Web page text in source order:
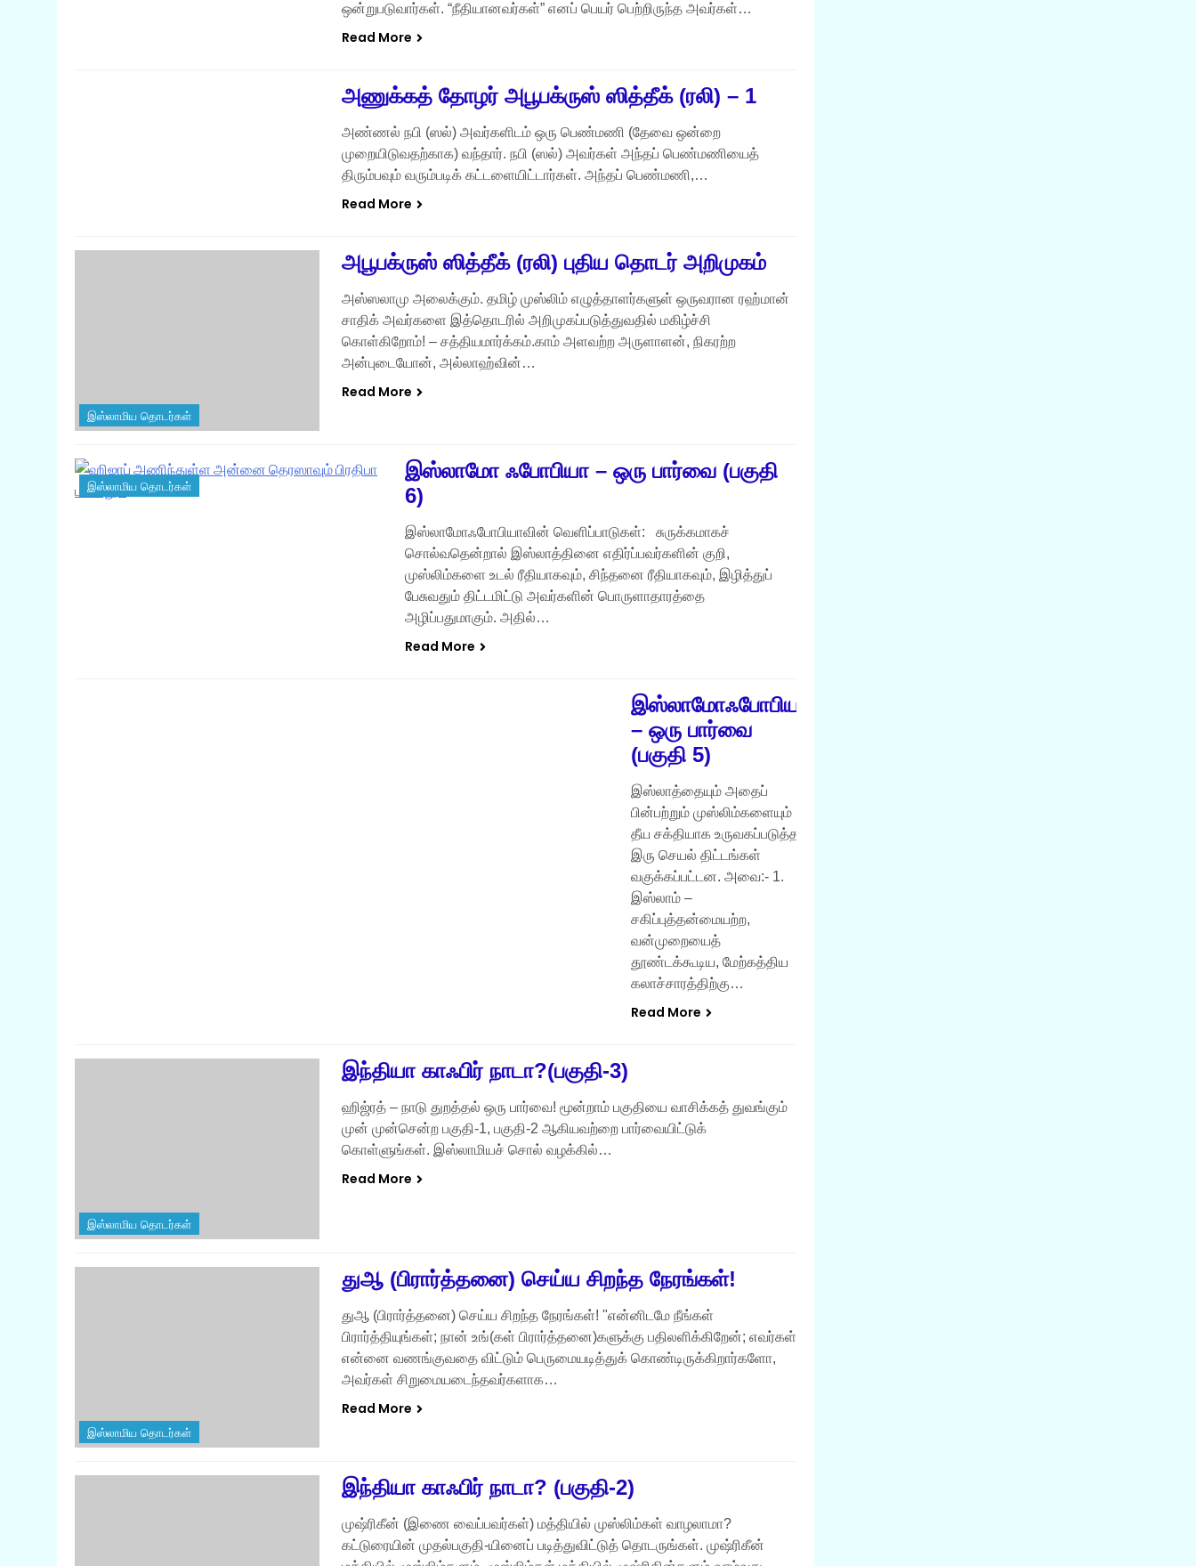
ஒன்றுபடுவார்கள். “நீதியானவர்கள்” எனப் பெயர் பெற்றிருந்த அவர்கள்…
Read More
​அணுக்கத் தோழர் அபூபக்ருஸ் ஸித்தீக் (ரலி) – 1
அண்ணல் நபி (ஸல்) அவர்களிடம் ஒரு பெண்மணி (தேவை ஒன்றை
முறையிடுவதற்காக) வந்தார். நபி (ஸல்) அவர்கள் அந்தப் பெண்மணியைத்
திரும்பவும் வரும்படிக் கட்டளையிட்டார்கள். அந்தப் பெண்மணி,…
Read More
இஸ்லாமிய தொடர்கள்
அபூபக்ருஸ் ஸித்தீக் (ரலி) புதிய தொடர் அறிமுகம்
அஸ்ஸலாமு அலைக்கும். தமிழ் முஸ்லிம் எழுத்தாளர்களுள் ஒருவரான ரஹ்மான்
சாதிக் அவர்களை இத்தொடரில் அறிமுகப்படுத்துவதில் மகிழ்ச்சி
கொள்கிறோம்! – சத்தியமார்க்கம்.காம் அளவற்ற அருளாளன், நிகரற்ற
அன்புடையோன், அல்லாஹ்வின்…
Read More
இஸ்லாமிய தொடர்கள்
இஸ்லாமோ ஃபோபியா – ஒரு பார்வை (பகுதி
6)
இஸ்லாமோஃபோபியாவின் வெளிப்பாடுகள்: சுருக்கமாகச்
சொல்வதென்றால் இஸ்லாத்தினை எதிர்ப்பவர்களின் குறி,
முஸ்லிம்களை உடல் ரீதியாகவும், சிந்தனை ரீதியாகவும், இழித்துப்
பேசுவதும் திட்டமிட்டு அவர்களின் பொருளாதாரத்தை
அழிப்பதுமாகும். அதில்…
Read More
இஸ்லாமோஃபோபியா
– ஒரு பார்வை
(பகுதி 5)
இஸ்லாத்தையும் அதைப்
பின்பற்றும் முஸ்லிம்களையும்
தீய சக்தியாக உருவகப்படுத்த
இரு செயல் திட்டங்கள்
வகுக்கப்பட்டன. அவை:- 1.
இஸ்லாம் –
சகிப்புத்தன்மையற்ற,
வன்முறையைத்
தூண்டக்கூடிய, மேற்கத்திய
கலாச்சாரத்திற்கு…
Read More
இஸ்லாமிய தொடர்கள்
இந்தியா காஃபிர் நாடா?(பகுதி-3)
ஹிஜ்ரத் – நாடு துறத்தல் ஒரு பார்வை! மூன்றாம் பகுதியை வாசிக்கத் துவங்கும்
முன் முன்சென்ற பகுதி-1, பகுதி-2 ஆகியவற்றை பார்வையிட்டுக்
கொள்ளுங்கள். இஸ்லாமியச் சொல் வழக்கில்…
Read More
இஸ்லாமிய தொடர்கள்
துஆ (பிரார்த்தனை) செய்ய சிறந்த நேரங்கள்!
துஆ (பிரார்த்தனை) செய்ய சிறந்த நேரங்கள்! "என்னிடமே நீங்கள்
பிரார்த்தியுங்கள்; நான் உங்(கள் பிரார்த்தனை)களுக்கு பதிலளிக்கிறேன்; எவர்கள்
என்னை வணங்குவதை விட்டும் பெருமையடித்துக் கொண்டிருக்கிறார்களோ,
அவர்கள் சிறுமையடைந்தவர்களாக…
Read More
இந்தியா காஃபிர் நாடா? (பகுதி-2)
முஷ்ரிகீன் (இணை வைப்பவர்கள்) மத்தியில் முஸ்லிம்கள் வாழலாமா?
கட்டுரையின் முதல்பகுதி-யினைப் படித்துவிட்டுத் தொடருங்கள். முஷ்ரிகீன்